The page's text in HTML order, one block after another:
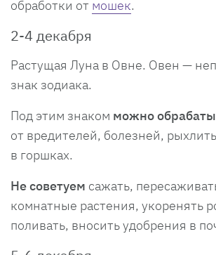
обработки от мошек.
2-4 декабря
Растущая Луна в Овне. Овен —
знак зодиака.
Под этим знаком можно
от вредителей, болезней,
в горшках.
Не советуем сажать,
комнатные растения, укоренять
поливать, вносить удобрения в